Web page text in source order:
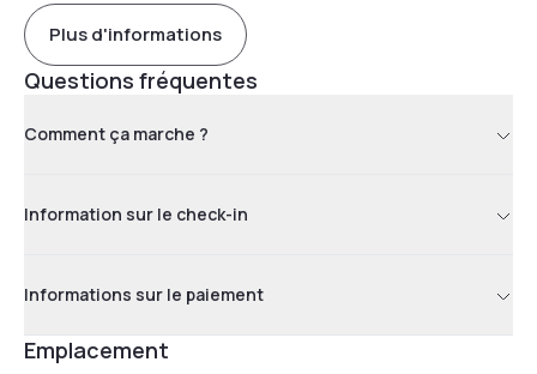
Plus d'informations
Questions fréquentes
Comment ça marche ?
Information sur le check-in
Informations sur le paiement
Emplacement